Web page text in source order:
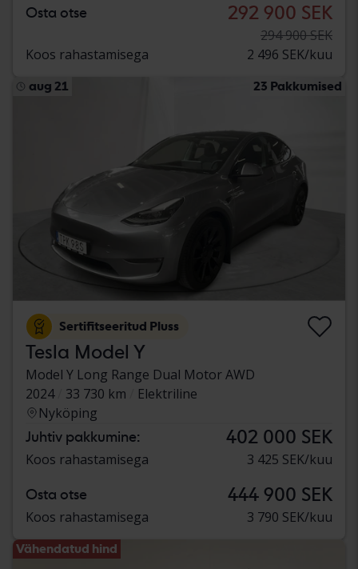
Osta otse 292 900 SEK
294 900 SEK
Koos rahastamisega
2 496 SEK/kuu
aug 21 23 Pakkumised
Sertifitseeritud Pluss
Tesla Model Y
Model Y Long Range Dual Motor AWD
2024
33 730 km
Elektriline
Nyköping
Juhtiv pakkumine: 402 000 SEK
Koos rahastamisega 3 425 SEK/kuu
Osta otse 444 900 SEK
Koos rahastamisega 3 790 SEK/kuu
Vähendatud hind